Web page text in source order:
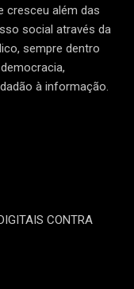
cresceu além das
social através da
sempre dentro
à informação.
CONTRA